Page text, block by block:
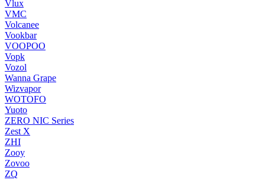
Vlux
VMC
Volcanee
Vookbar
VOOPOO
Vopk
Vozol
Wanna Grape
Wizvapor
WOTOFO
Yuoto
ZERO NIC Series
Zest X
ZHI
Zooy
Zovoo
ZQ